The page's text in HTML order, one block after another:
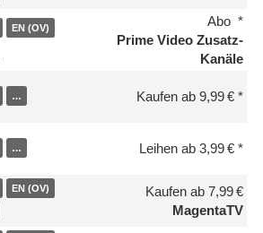
EN (OV)
Abo
Prime Video Zusatz-
Kanäle
… Kaufen ab 9,99 €
… Leihen ab 3,99 €
EN (OV)
Kaufen ab 7,99 €
MagentaTV